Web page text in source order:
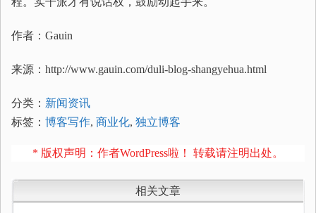
作者：Gauin
来源：http://www.gauin.com/duli-blog-shangyehua.html
分类： 新闻资讯
标签： 博客写作, 商业化, 独立博客
* 版权声明：作者WordPress啦！ 转载请注明出处。
相关文章